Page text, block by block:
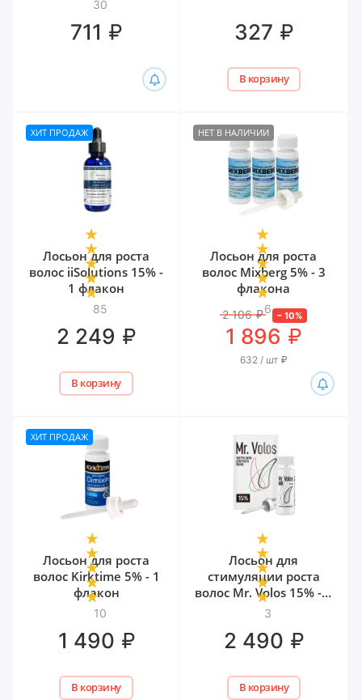
30
711 ₽
300 мл
327 ₽
В корзину
ХИТ ПРОДАЖ
85
Лосьон для роста
волос iiSolutions 15% -
1 флакон
2 249 ₽
В корзину
НЕТ В НАЛИЧИИ
6
Лосьон для роста
волос Mixberg 5% - 3
флакона
2 106 ₽ –10%
1 896 ₽
632 / шт ₽
ХИТ ПРОДАЖ
10
Лосьон для роста
волос Kirktime 5% - 1
флакон
1 490 ₽
В корзину
3
Лосьон для
стимуляции роста
волос Mr. Volos 15% - 1
флакон
2 490 ₽
В корзину